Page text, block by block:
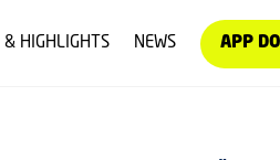
& HIGHLIGHTS NEWS APP